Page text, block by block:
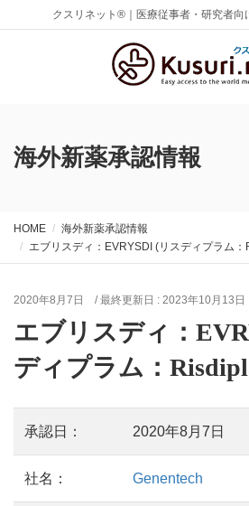
クスリネット®｜医療従事者・研究者向
海外新薬承認情報
HOME
海外新薬承認情報
エブリスディ：EVRYSDI (リスディプラム
2020年8月7日 / 最終更新日 : 2023年10月13日
エブリスディ：
ディプラム：
承認日： 2020年8月7日
社名： Genentech